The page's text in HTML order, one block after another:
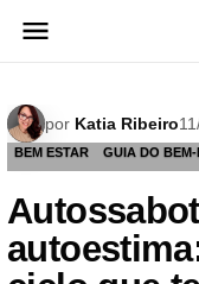
para
por Katia Ribeiro
BEM ESTAR GUIA DO BEM-